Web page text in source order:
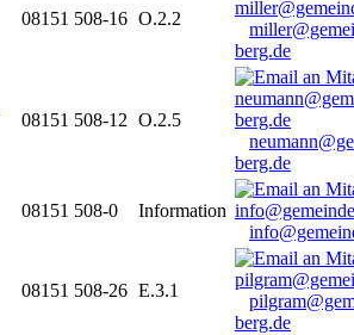
08151 508-16 O.2.2
berg.de
08151 508-12 O.2.5
berg.de
08151 508-0
Information
08151 508-26 E.3.1
berg.de